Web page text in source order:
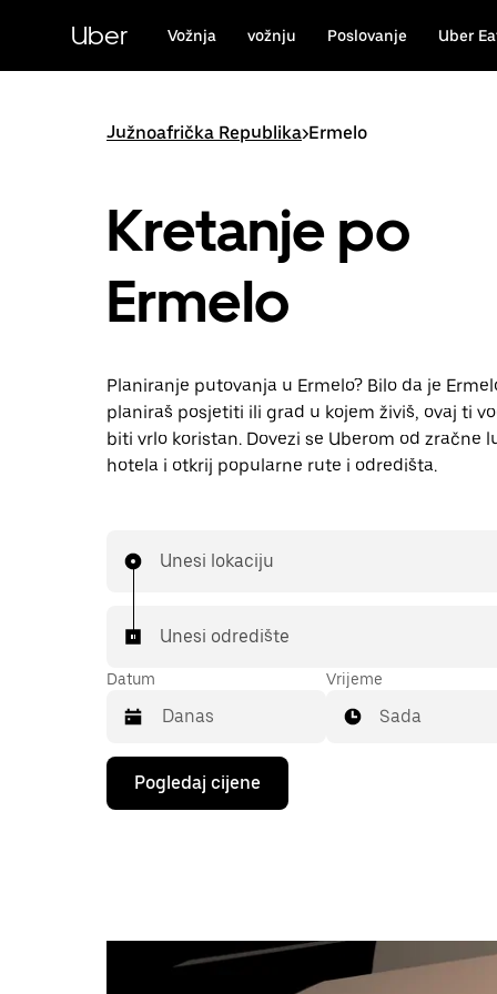
sadržaj
Uber Vožnja vožnju Poslovanje Uber
Južnoafrička Republika>Ermelo
Kretanje po
Ermelo
Planiranje putovanja u Ermelo? Bilo da je
planiraš posjetiti ili grad u kojem živiš, ovaj ti
biti vrlo koristan. Dovezi se Uberom od zračne
hotela i otkrij popularne rute i odredišta.
Unesi lokaciju
Unesi odredište
Datum
Pritisni
tipku
sa
Vrijeme
Sada
Pogledaj cijene